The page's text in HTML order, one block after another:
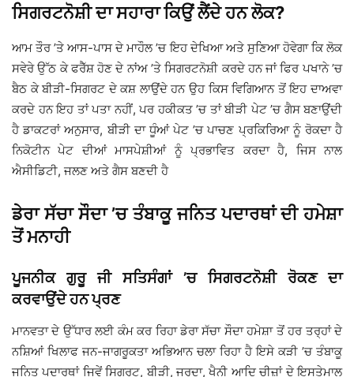
ਸਿਗਰਟਨੋਸ਼ੀ ਦਾ ਸਹਾਰਾ ਕਿਉਂ ਲੈਂਦੇ ਹਨ ਲੋਕ?
ਆਮ ਤੌਰ ’ਤੇ ਆਸ-ਪਾਸ ਦੇ ਮਾਹੌਲ ’ਚ ਇਹ ਦੇਖਿਆ ਅਤੇ ਸੁਣਿਆ ਹੋਵੇਗਾ ਕਿ ਲੋਕ
ਸਵੇਰੇ ਉੱਠ ਕੇ ਫਰੈੱਸ਼ ਹੋਣ ਦੇ ਨਾਂਅ ’ਤੇ ਸਿਗਰਟਨੋਸ਼ੀ ਕਰਦੇ ਹਨ ਜਾਂ ਫਿਰ ਪਖਾਨੇ ’ਚ
ਬੈਠ ਕੇ ਬੀੜੀ-ਸਿਗਰਟ ਦੇ ਕਸ਼ ਲਾਉਂਦੇ ਹਨ ਉਹ ਕਿਸ ਵਿਗਿਆਨ ਤੋਂ ਇਹ ਦਾਅਵਾ
ਕਰਦੇ ਹਨ ਇਹ ਤਾਂ ਪਤਾ ਨਹੀਂ, ਪਰ ਹਕੀਕਤ ’ਚ ਤਾਂ ਬੀੜੀ ਪੇਟ ’ਚ ਗੈਸ ਬਣਾਉਂਦੀ
ਹੈ ਡਾਕਟਰਾਂ ਅਨੁਸਾਰ, ਬੀੜੀ ਦਾ ਧੂੰਆਂ ਪੇਟ ’ਚ ਪਾਚਣ ਪ੍ਰਕਿਰਿਆ ਨੂੰ ਰੋਕਦਾ ਹੈ
ਨਿਕੋਟੀਨ ਪੇਟ ਦੀਆਂ ਮਾਸਪੇਸ਼ੀਆਂ ਨੂੰ ਪ੍ਰਭਾਵਿਤ ਕਰਦਾ ਹੈ, ਜਿਸ ਨਾਲ
ਐਸੀਡਿਟੀ, ਜਲਣ ਅਤੇ ਗੈਸ ਬਣਦੀ ਹੈ
ਡੇਰਾ ਸੱਚਾ ਸੌਦਾ ’ਚ ਤੰਬਾਕੂ ਜਨਿਤ ਪਦਾਰਥਾਂ ਦੀ ਹਮੇਸ਼ਾ
ਤੋਂ ਮਨਾਹੀ
ਪੂਜਨੀਕ ਗੁਰੂ ਜੀ ਸਤਿਸੰਗਾਂ ’ਚ ਸਿਗਰਟਨੋਸ਼ੀ ਰੋਕਣ ਦਾ
ਕਰਵਾਉਂਦੇ ਹਨ ਪ੍ਰਣ
ਮਾਨਵਤਾ ਦੇ ਉੱਧਾਰ ਲਈ ਕੰਮ ਕਰ ਰਿਹਾ ਡੇਰਾ ਸੱਚਾ ਸੌਦਾ ਹਮੇਸ਼ਾ ਤੋਂ ਹਰ ਤਰ੍ਹਾਂ ਦੇ
ਨਸ਼ਿਆਂ ਖਿਲਾਫ ਜਨ-ਜਾਗਰੂਕਤਾ ਅਭਿਆਨ ਚਲਾ ਰਿਹਾ ਹੈ ਇਸੇ ਕੜੀ ’ਚ ਤੰਬਾਕੂ
ਜਨਿਤ ਪਦਾਰਥਾਂ ਜਿਵੇਂ ਸਿਗਰਟ, ਬੀੜੀ, ਜਰਦਾ, ਖੈਨੀ ਆਦਿ ਚੀਜ਼ਾਂ ਦੇ ਇਸਤੇਮਾਲ